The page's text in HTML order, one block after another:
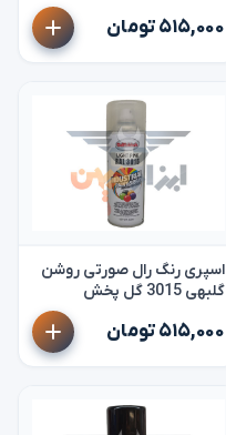
۵۱۵,۰۰۰ تومان
اسپری رنگ رال صورتی روشن
گلبهی 3015 گل پخش
۵۱۵,۰۰۰ تومان